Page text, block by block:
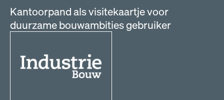
Kantoorpand als visitekaartje voor
duurzame bouwambities gebruiker